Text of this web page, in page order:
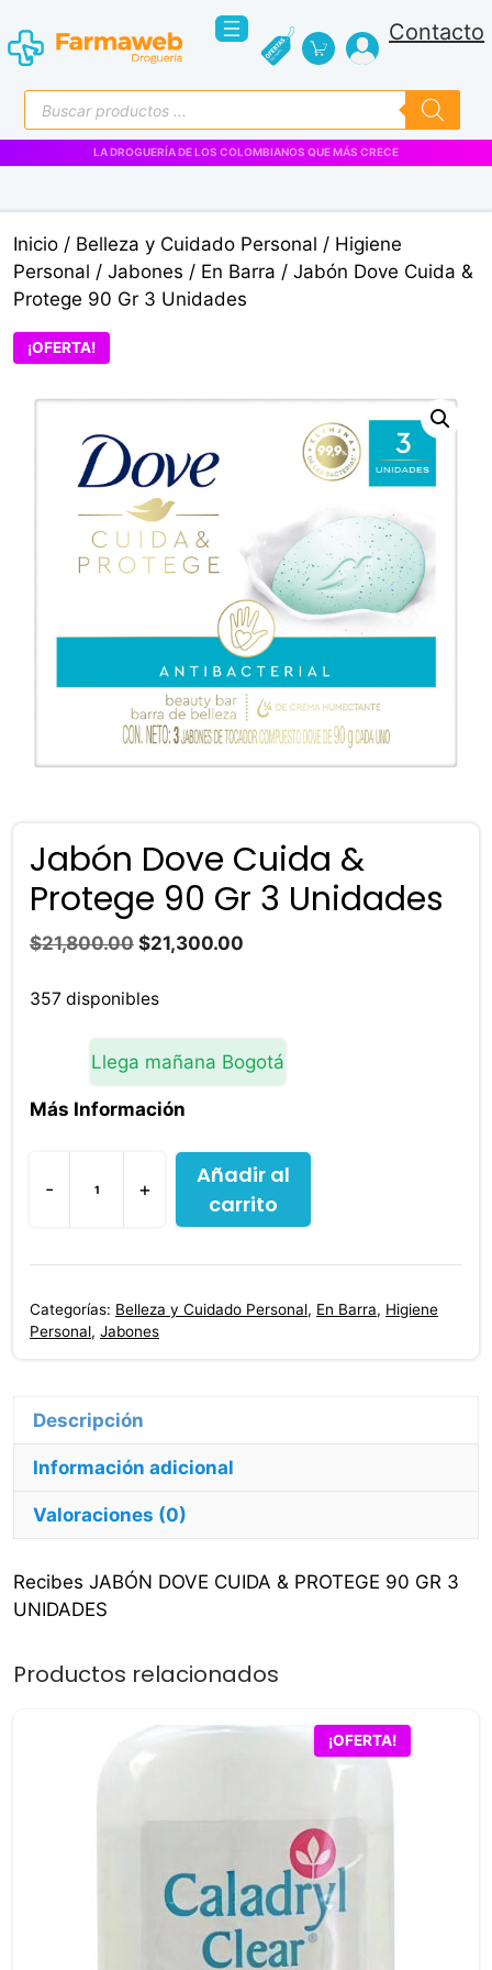
al
contenido
Contacto
Búsqueda
de
productos
LA DROGUERÍA DE LOS COLOMBIANOS QUE MÁS CRECE
Inicio / Belleza y Cuidado Personal / Higiene
Personal / Jabones / En Barra / Jabón Dove Cuida &
Protege 90 Gr 3 Unidades
¡OFERTA!
Jabón Dove Cuida &
Protege 90 Gr 3 Unidades
$21,800.00 El
original
$21,800.00.
$21,300.00
$21,300.00.
357 disponibles
Llega mañana Bogotá
Más Información
-
Jabón
Dove
Cuida
Protege
Unidades
cantidad
+
Añadir al
carrito
Categorías: Belleza y Cuidado Personal, En Barra, Higiene
Personal, Jabones
Descripción
Información adicional
Valoraciones (0)
Recibes JABÓN DOVE CUIDA & PROTEGE 90 GR 3
UNIDADES
Productos relacionados
¡OFERTA!